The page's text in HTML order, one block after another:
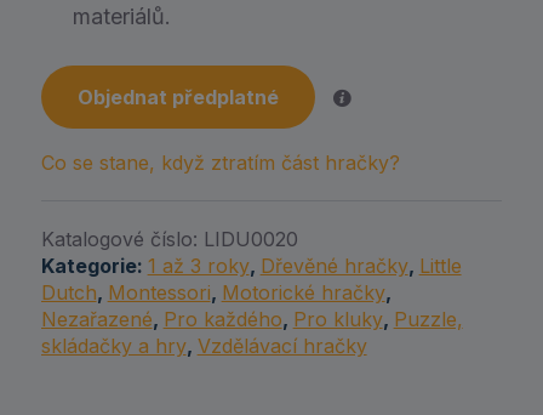
materiálů.
Objednat předplatné
Co se stane, když ztratím část hračky?
Katalogové číslo: LIDU0020
Kategorie: 1 až 3 roky, Dřevěné hračky, Little
Dutch, Montessori, Motorické hračky,
Nezařazené, Pro každého, Pro kluky, Puzzle,
skládačky a hry, Vzdělávací hračky